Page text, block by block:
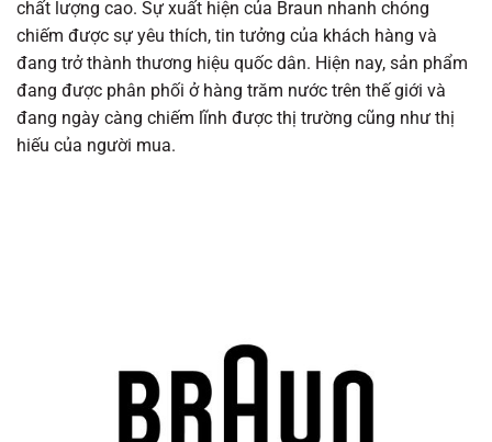
chất lượng cao. Sự xuất hiện của Braun nhanh chóng
chiếm được sự yêu thích, tin tưởng của khách hàng và
đang trở thành thương hiệu quốc dân. Hiện nay, sản phẩm
đang được phân phối ở hàng trăm nước trên thế giới và
đang ngày càng chiếm lĩnh được thị trường cũng như thị
hiếu của người mua.